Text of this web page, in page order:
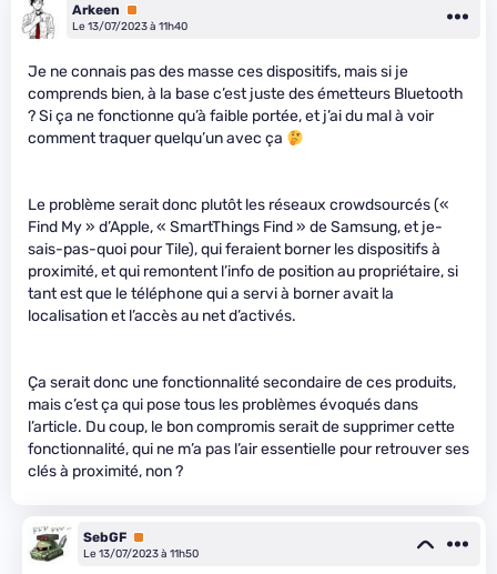
Arkeen
Premium
Le 13/07/2023 à 11h40
Je ne connais pas des masse ces dispositifs, mais si je
comprends bien, à la base c’est juste des émetteurs Bluetooth
? Si ça ne fonctionne qu’à faible portée, et j’ai du mal à voir
comment traquer quelqu’un avec ça
Le problème serait donc plutôt les réseaux crowdsourcés («
Find My » d’Apple, « SmartThings Find » de Samsung, et je-
sais-pas-quoi pour Tile), qui feraient borner les dispositifs à
proximité, et qui remontent l’info de position au propriétaire, si
tant est que le téléphone qui a servi à borner avait la
localisation et l’accès au net d’activés.
Ça serait donc une fonctionnalité secondaire de ces produits,
mais c’est ça qui pose tous les problèmes évoqués dans
l’article. Du coup, le bon compromis serait de supprimer cette
fonctionnalité, qui ne m’a pas l’air essentielle pour retrouver ses
clés à proximité, non ?
SebGF Premium
Le 13/07/2023 à 11h50